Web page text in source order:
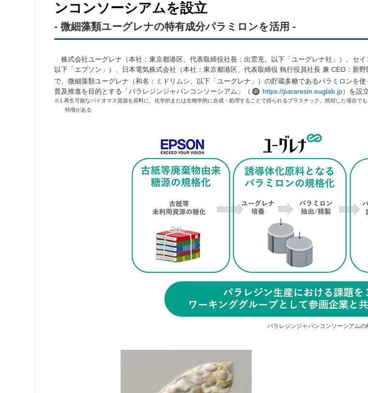
ンコンソーシアムを設立
- 微細藻類ユーグレナの特有成分パラミロンを活用 -
株式会社ユーグレナ（本社：東京都港区、代表取締役社長：出雲充、以下「ユーグレナ社」）、セ
以下「エプソン」）、日本電気株式会社（本社：東京都港区、代表取締役 執行役員社長 兼 CEO：新
で、微細藻類ユーグレナ（和名：ミドリムシ、以下「ユーグレナ」）の貯蔵多糖であるパラミロンを使
普及推進を目的とする「パラレジンジャパンコンソーシアム」（
https://pararesin.euglab.jp）を設
※1 再生可能なバイオマス資源を原料に、化学的または生物学的に合成・処理することで得られるプラスチック。焼却した場合で
特徴がある
パラレジンジャパンコンソーシアムの